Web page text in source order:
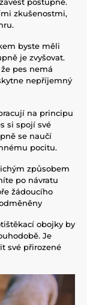
zkušenostmi,
byste měli
je zvyšovat.
pes nemá
nepříjemný
na principu
si spojí své
se naučí
pocitu.
způsobem
po návratu
žádoucího
obojky by
Je
své přirozené